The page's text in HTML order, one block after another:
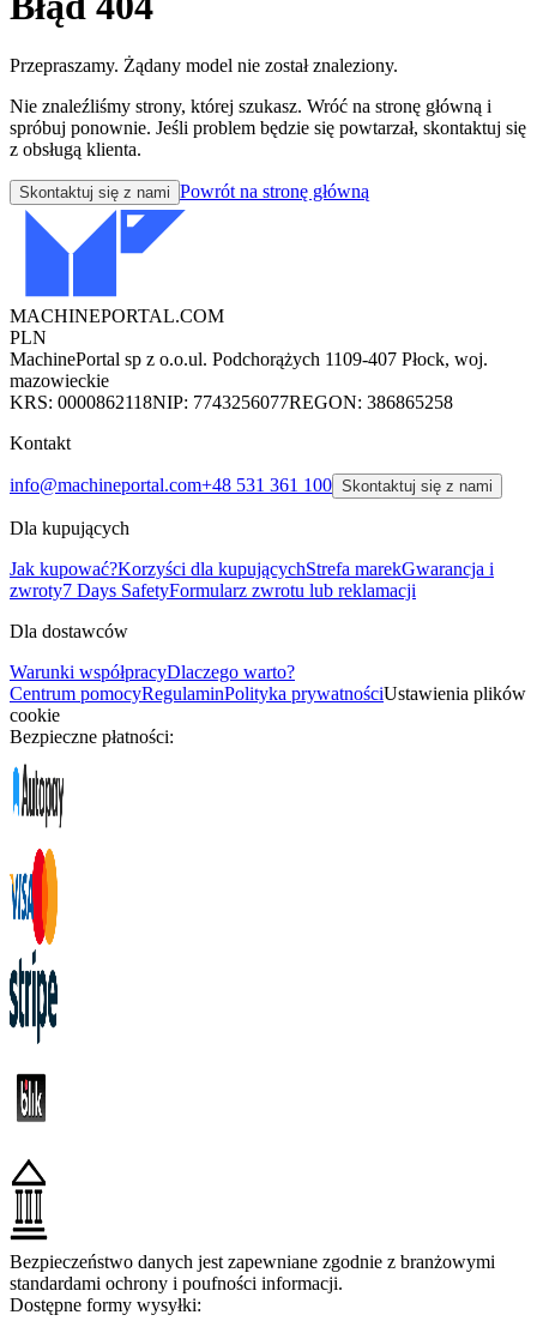
Przepraszamy. Żądany model nie został znaleziony.
Nie znaleźliśmy strony, której szukasz. Wróć na stronę główną i
spróbuj ponownie. Jeśli problem będzie się powtarzał, skontaktuj się
z obsługą klienta.
Skontaktuj się z nami Powrót na stronę główną
MACHINEPORTAL.COM
PLN
MachinePortal sp z o.o.ul. Podchorążych 1109-407 Płock, woj.
mazowieckie
KRS: 0000862118NIP: 7743256077REGON: 386865258
Kontakt
info@machineportal.com+48 531 361 100 Skontaktuj się z nami
Dla kupujących
Jak kupować?Korzyści dla kupującychStrefa marekGwarancja i
zwroty7 Days SafetyFormularz zwrotu lub reklamacji
Dla dostawców
Warunki współpracyDlaczego warto?
Centrum pomocyRegulaminPolityka prywatnościUstawienia plików
cookie
Bezpieczne płatności:
Bezpieczeństwo danych jest zapewniane zgodnie z branżowymi
standardami ochrony i poufności informacji.
Dostępne formy wysyłki: